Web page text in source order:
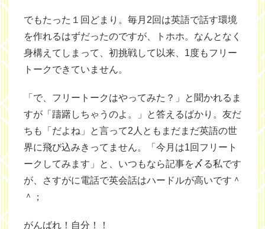
でもたった１回どまり。毎月2回は英語で話す環境
を作れるはずだったのですが、トホホ。なんとなく
身構えてしまって、初挑戦して以来、1度もフリー
トークできていません。
「で、フリートークはやってみた？」と聞かれるま
すが「躊躇しちゃうのよ。」と答えるばかり。友だ
ちも「だよね」と言って2人ともまだまだ英語の世
界に飛び込みきってません。「今月は1回フリート
ークしてみます」と、いつもなら記事を〆る私です
が、さすがに電話で英会話はハードルが高いです＾
＾；
がんばれ！自分！！